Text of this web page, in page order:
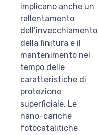
implicano anche un
rallentamento
dell’invecchiamento
della finitura e il
mantenimento nel
tempo delle
caratteristiche di
protezione
superficiale. Le
nano-cariche
fotocatalitiche